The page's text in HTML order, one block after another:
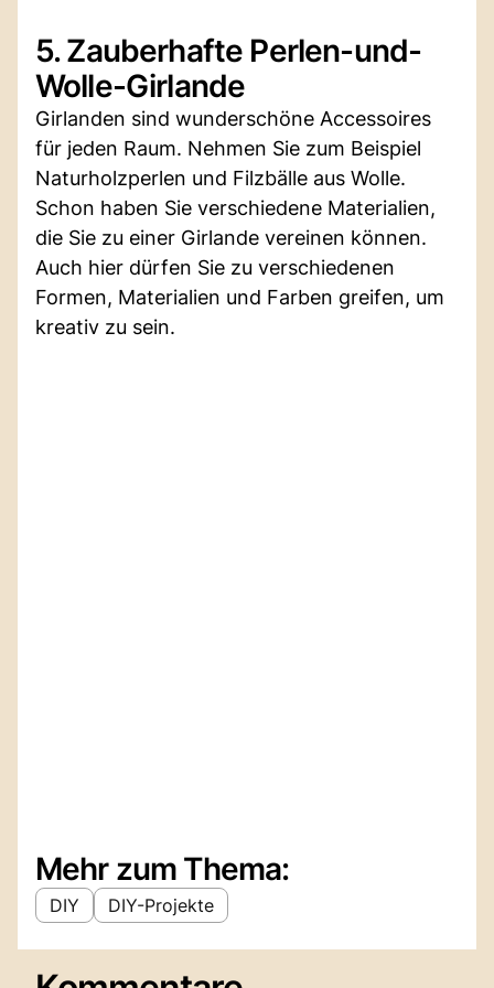
5. Zauberhafte Perlen-und-
Wolle-Girlande
Girlanden sind wunderschöne Accessoires
für jeden Raum. Nehmen Sie zum Beispiel
Naturholzperlen und Filzbälle aus Wolle.
Schon haben Sie verschiedene Materialien,
die Sie zu einer Girlande vereinen können.
Auch hier dürfen Sie zu verschiedenen
Formen, Materialien und Farben greifen, um
kreativ zu sein.
Mehr zum Thema:
DIY DIY-Projekte